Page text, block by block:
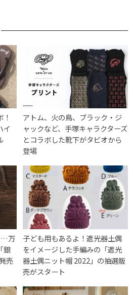
イ
アトム、火の鳥、ブラック・ジ
ャックなど、手塚キャラクターズ
とコラボした靴下がタビオから
登場
万
銀
売
子ども用もあるよ！遮光器土偶
をイメージした手編みの「遮光
器土偶ニット帽 2022」の抽選販
売がスタート